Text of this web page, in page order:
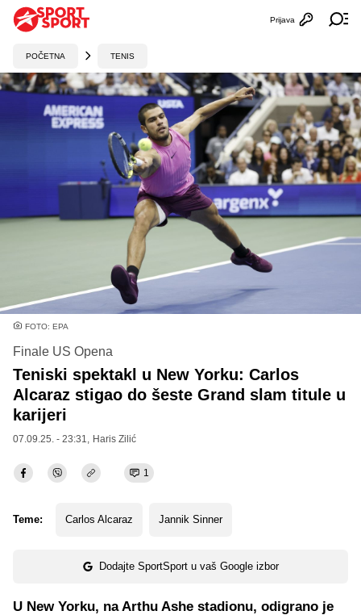
Otvori
Prijava
POČETNA TENIS
FOTO: EPA
Finale US Opena
Teniski spektakl u New Yorku: Carlos
Alcaraz stigao do šeste Grand slam titule u
karijeri
07.09.25. - 23:31, Haris Zilić
1
Teme: Carlos Alcaraz Jannik Sinner
Dodajte SportSport u vaš Google izbor
U New Yorku, na Arthu Ashe stadionu, odigrano je